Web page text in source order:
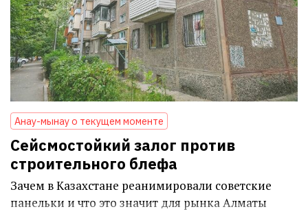
Анау-мынау о текущем моменте
Сейсмостойкий залог против
строительного блефа
Зачем в Казахстане реанимировали советские
панельки и что это значит для рынка Алматы